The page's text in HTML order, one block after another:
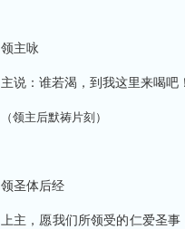
领主咏
主说：谁若渴，到我这里来喝吧
（领主后默祷片刻）
领圣体后经
上主，愿我们所领受的仁爱圣